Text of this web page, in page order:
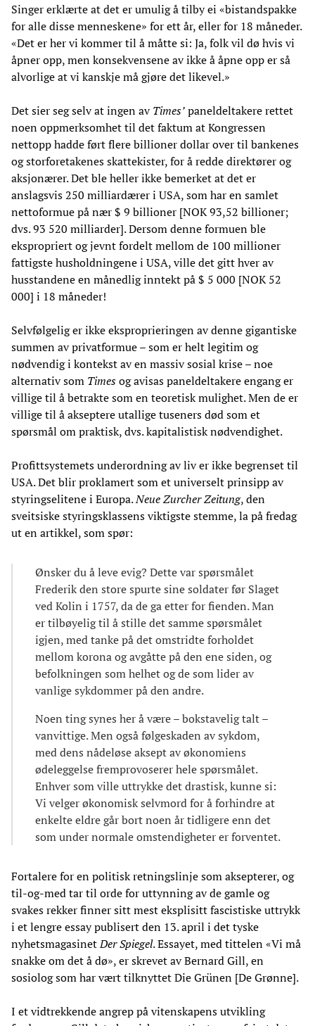
Singer erklærte at det er umulig å tilby ei «bistandspakke
for alle disse menneskene» for ett år, eller for 18 måneder.
«Det er her vi kommer til å måtte si: Ja, folk vil dø hvis vi
åpner opp, men konsekvensene av ikke å åpne opp er så
alvorlige at vi kanskje må gjøre det likevel.»
Det sier seg selv at ingen avTimes’paneldeltakere rettet
noen oppmerksomhet til det faktum at Kongressen
nettopp hadde ført flere billioner dollar over til bankenes
og storforetakenes skattekister, for å redde direktører og
aksjonærer. Det ble heller ikke bemerket at det er
anslagsvis 250 milliardærer i USA, som har en samlet
nettoformue på nær $ 9 billioner [NOK 93,52 billioner;
dvs. 93 520 milliarder]. Dersom denne formuen ble
ekspropriert og jevnt fordelt mellom de 100 millioner
fattigste husholdningene i USA, ville det gitt hver av
husstandene en månedlig inntekt på $ 5 000 [NOK 52
000] i 18 måneder!
Selvfølgelig er ikke eksproprieringen av denne gigantiske
summen av privatformue – som er helt legitim og
nødvendig i kontekst av en massiv sosial krise – noe
alternativ som Timesog avisas paneldeltakere engang er
villige til å betrakte som en teoretisk mulighet. Men de er
villige til å akseptere utallige tuseners død som et
spørsmål om praktisk, dvs. kapitalistisk nødvendighet.
Profittsystemets underordning av liv er ikke begrenset til
USA. Det blir proklamert som et universelt prinsipp av
styringselitene i Europa.Neue Zurcher Zeitung, den
sveitsiske styringsklassens viktigste stemme, la på fredag
ut en artikkel, som spør:
Ønsker du å leve evig? Dette var spørsmålet
Frederik den store spurte sine soldater før Slaget
ved Kolin i 1757, da de ga etter for fienden. Man
er tilbøyelig til å stille det samme spørsmålet
igjen, med tanke på det omstridte forholdet
mellom korona og avgåtte på den ene siden, og
befolkningen som helhet og de som lider av
vanlige sykdommer på den andre.
Noen ting synes her å være – bokstavelig talt –
vanvittige. Men også følgeskaden av sykdom,
med dens nådeløse aksept av økonomiens
ødeleggelse fremprovoserer hele spørsmålet.
Enhver som ville uttrykke det drastisk, kunne si:
Vi velger økonomisk selvmord for å forhindre at
enkelte eldre går bort noen år tidligere enn det
som under normale omstendigheter er forventet.
Fortalere for en politisk retningslinje som aksepterer, og
til-og-med tar til orde for uttynning av de gamle og
svakes rekker finner sitt mest eksplisitt fascistiske uttrykk
i et lengre essay publisert den 13. april i det tyske
nyhetsmagasinetDer Spiegel. Essayet, med tittelen «Vi må
snakke om det å dø», er skrevet av Bernard Gill, en
sosiolog som har vært tilknyttet Die Grünen [De Grønne].
I et vidtrekkende angrep på vitenskapens utvikling